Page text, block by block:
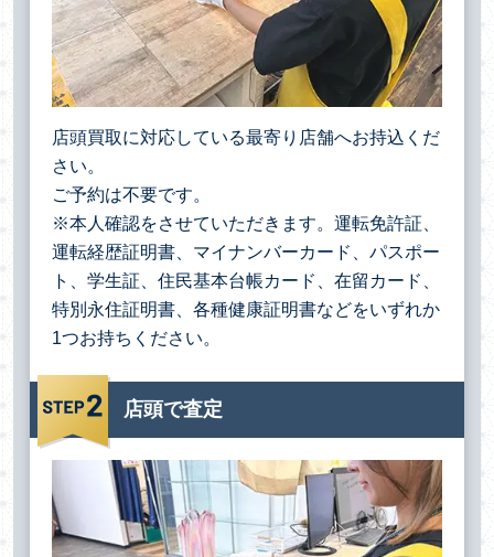
店頭買取に対応している最寄り店舗へお持込くだ
さい。
ご予約は不要です。
※本人確認をさせていただきます。運転免許証、
運転経歴証明書、マイナンバーカード、パスポー
ト、学生証、住民基本台帳カード、在留カード、
特別永住証明書、各種健康証明書などをいずれか
1つお持ちください。
店頭で査定